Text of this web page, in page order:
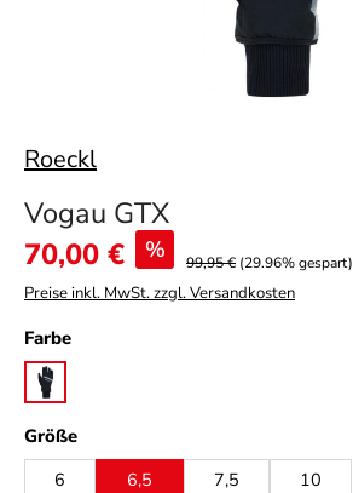
Roeckl
Vogau GTX
Verkaufspreis:
70,00 € % 99,95 € (29.96% gespart)
Preise inkl. MwSt. zzgl. Versandkosten
Farbeauswählen
black
Größeauswählen
6
6,5 7,5 10